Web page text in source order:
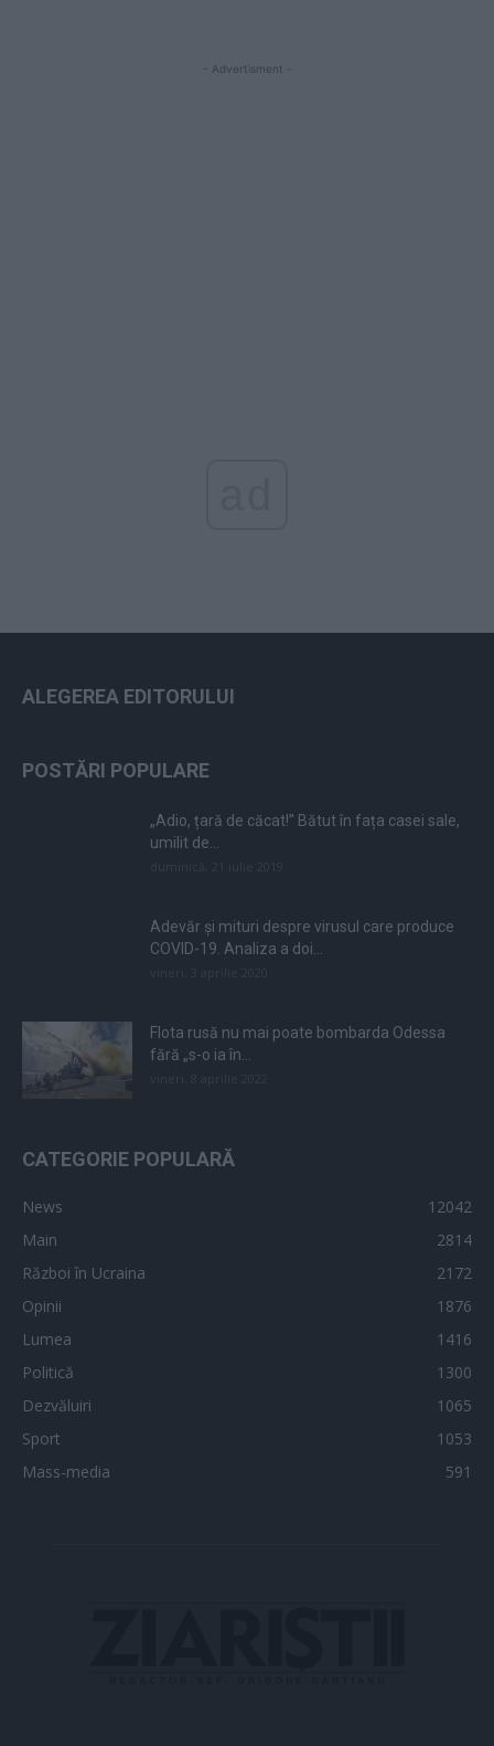
- Advertisment -
ALEGEREA EDITORULUI
POSTĂRI POPULARE
„Adio, țară de căcat!” Bătut în fața casei sale,
umilit de...
Adevăr și mituri despre virusul care produce
COVID-19. Analiza a doi...
Flota rusă nu mai poate bombarda Odessa
fără „s-o ia în...
CATEGORIE POPULARĂ
News
12042
Main
2814
Război în Ucraina
2172
Opinii
1876
Lumea
1416
Politică
1300
Dezvăluiri
1065
Sport
1053
Mass-media
591